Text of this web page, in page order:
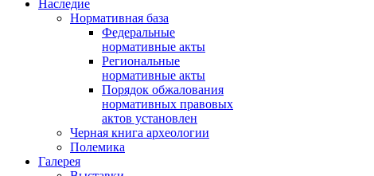
Наследие
Нормативная база
Федеральные
нормативные акты
Региональные
нормативные акты
Порядок обжалования
нормативных правовых
актов установлен
Черная книга археологии
Полемика
Галерея